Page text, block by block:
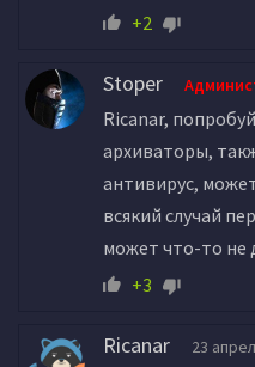
+2
Stoper
Ricanar,
архиваторы,
антивирус,
всякий случай
может что-то не
+3
Ricanar 23